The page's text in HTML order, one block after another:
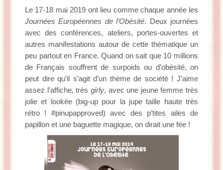
La Baleine se pomponne !
Ma période Weight Watchers
Le 17-18 mai 2019 ont lieu comme chaque année les
Journées Européennes de l’Obésité. Deux journées
avec des conférences, ateliers, portes-ouvertes et
autres manifestations autour de cette thématique un
peu partout en France. Quand on sait que 10 millions
de Français souffrent de surpoids ou d’obésité, on
peut dire qu’il s’agit d’un thème de société ! J’aime
assez l’affiche, très girly, avec une jeune femme très
jolie et lookée (big-up pour la jupe taille haute très
rétro ! #pinupapproved) avec des p’tites ailes de
papillon et une baguette magique, on dirait une fée !